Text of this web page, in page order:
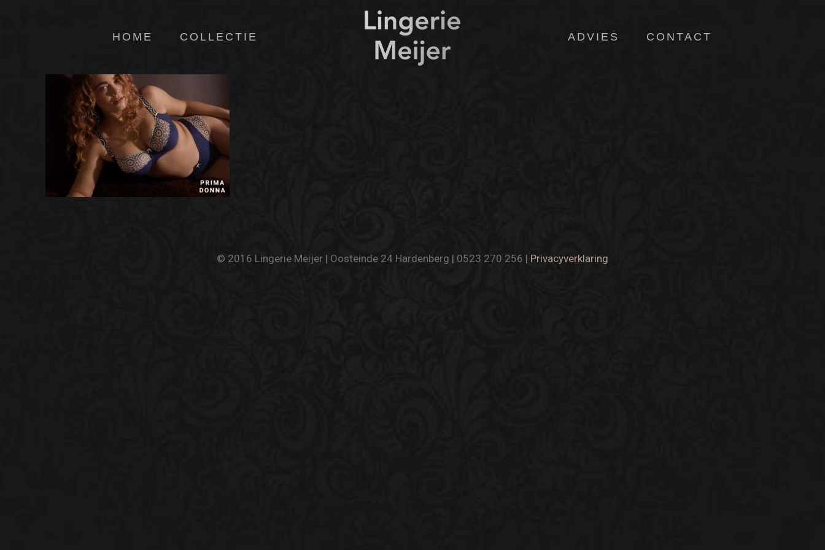
HOME COLLECTIE ADVIES CONTACT
© 2016 Lingerie Meijer | Oosteinde 24 Hardenberg | 0523 270 256 | Privacyverklaring